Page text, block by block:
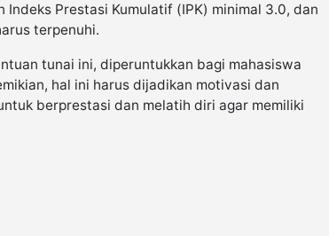
Indeks Prestasi Kumulatif (IPK) minimal 3.0, dan
terpenuhi.
tunai ini, diperuntukkan bagi mahasiswa
hal ini harus dijadikan motivasi dan
berprestasi dan melatih diri agar memiliki